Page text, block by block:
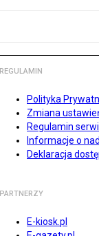
REGULAMIN
Polityka
Zmiana
Regulamin
Informacje o
Deklaracja
PARTNERZY
E-kiosk.pl